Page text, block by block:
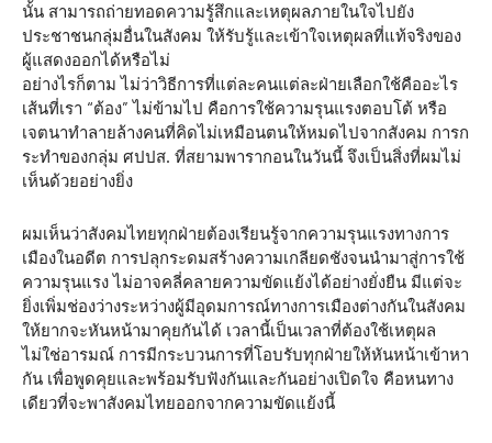
นั้น สามารถถ่ายทอดความรู้สึกและเหตุผลภายในใจไปยัง
ประชาชนกลุ่มอื่นในสังคม ให้รับรู้และเข้าใจเหตุผลที่แท้จริงของ
ผู้แสดงออกได้หรือไม่
อย่างไรก็ตาม ไม่ว่าวิธีการที่แต่ละคนแต่ละฝ่ายเลือกใช้คืออะไร
เส้นที่เรา “ต้อง” ไม่ข้ามไป คือการใช้ความรุนแรงตอบโต้ หรือ
เจตนาทำลายล้างคนที่คิดไม่เหมือนตนให้หมดไปจากสังคม การก
ระทำของกลุ่ม ศปปส. ที่สยามพารากอนในวันนี้ จึงเป็นสิ่งที่ผมไม่
เห็นด้วยอย่างยิ่ง
ผมเห็นว่าสังคมไทยทุกฝ่ายต้องเรียนรู้จากความรุนแรงทางการ
เมืองในอดีต การปลุกระดมสร้างความเกลียดชังจนนำมาสู่การใช้
ความรุนแรง ไม่อาจคลี่คลายความขัดแย้งได้อย่างยั่งยืน มีแต่จะ
ยิ่งเพิ่มช่องว่างระหว่างผู้มีอุดมการณ์ทางการเมืองต่างกันในสังคม
ให้ยากจะหันหน้ามาคุยกันได้ เวลานี้เป็นเวลาที่ต้องใช้เหตุผล
ไม่ใช่อารมณ์ การมีกระบวนการที่โอบรับทุกฝ่ายให้หันหน้าเข้าหา
กัน เพื่อพูดคุยและพร้อมรับฟังกันและกันอย่างเปิดใจ คือหนทาง
เดียวที่จะพาสังคมไทยออกจากความขัดแย้งนี้